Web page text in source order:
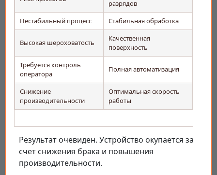
разрядов
Нестабильный процесс
Стабильная обработка
Высокая шероховатость
Качественная
поверхность
Требуется контроль
оператора
Полная автоматизация
Снижение
производительности
Оптимальная скорость
работы
Результат очевиден. Устройство окупается за
счет снижения брака и повышения
производительности.